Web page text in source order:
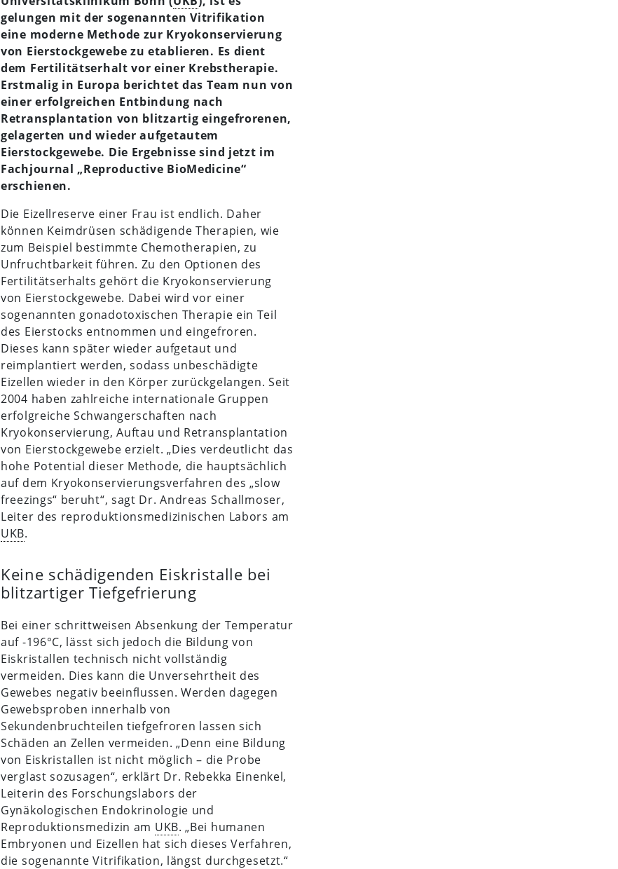
gelungen mit der sogenannten Vitrifikation
eine moderne Methode zur Kryokonservierung
von Eierstockgewebe zu etablieren. Es dient
dem Fertilitätserhalt vor einer Krebstherapie.
Erstmalig in Europa berichtet das Team nun von
einer erfolgreichen Entbindung nach
Retransplantation von blitzartig eingefrorenen,
gelagerten und wieder aufgetautem
Eierstockgewebe. Die Ergebnisse sind jetzt im
Fachjournal „Reproductive BioMedicine“
erschienen.
Die Eizellreserve einer Frau ist endlich. Daher
können Keimdrüsen schädigende Therapien, wie
zum Beispiel bestimmte Chemotherapien, zu
Unfruchtbarkeit führen. Zu den Optionen des
Fertilitätserhalts gehört die Kryokonservierung
von Eierstockgewebe. Dabei wird vor einer
sogenannten gonadotoxischen Therapie ein Teil
des Eierstocks entnommen und eingefroren.
Dieses kann später wieder aufgetaut und
reimplantiert werden, sodass unbeschädigte
Eizellen wieder in den Körper zurückgelangen. Seit
2004 haben zahlreiche internationale Gruppen
erfolgreiche Schwangerschaften nach
Kryokonservierung, Auftau und Retransplantation
von Eierstockgewebe erzielt. „Dies verdeutlicht das
hohe Potential dieser Methode, die hauptsächlich
auf dem Kryokonservierungsverfahren des „slow
freezings“ beruht“, sagt Dr. Andreas Schallmoser,
Leiter des reproduktionsmedizinischen Labors am
UKB.
Keine schädigenden Eiskristalle bei
blitzartiger Tiefgefrierung
Bei einer schrittweisen Absenkung der Temperatur
auf -196°C, lässt sich jedoch die Bildung von
Eiskristallen technisch nicht vollständig
vermeiden. Dies kann die Unversehrtheit des
Gewebes negativ beeinflussen. Werden dagegen
Gewebsproben innerhalb von
Sekundenbruchteilen tiefgefroren lassen sich
Schäden an Zellen vermeiden. „Denn eine Bildung
von Eiskristallen ist nicht möglich – die Probe
verglast sozusagen“, erklärt Dr. Rebekka Einenkel,
Leiterin des Forschungslabors der
Gynäkologischen Endokrinologie und
Reproduktionsmedizin am UKB. „Bei humanen
Embryonen und Eizellen hat sich dieses Verfahren,
die sogenannte Vitrifikation, längst durchgesetzt.“